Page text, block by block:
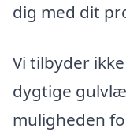
dig med dit
Vi tilbyder
dygtige
muligheden